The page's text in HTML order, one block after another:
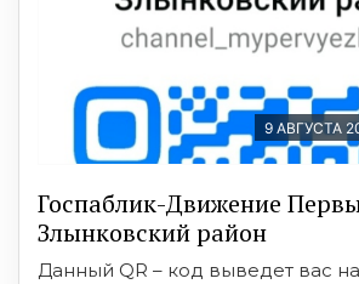
9 АВГУСТА
Госпаблик-Движение
Злынковский район
Данный QR – код выведет вас